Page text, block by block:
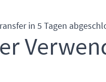
in 5 Tagen